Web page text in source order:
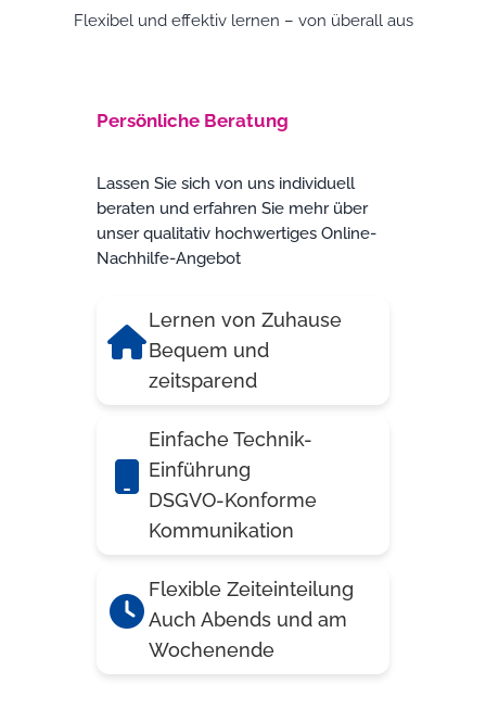
Flexibel und effektiv lernen – von überall aus
Persönliche Beratung
Lassen Sie sich von uns individuell
beraten und erfahren Sie mehr über
unser qualitativ hochwertiges Online-
Nachhilfe-Angebot
Lernen von Zuhause
Bequem und
zeitsparend
Einfache Technik-
Einführung
DSGVO-Konforme
Kommunikation
Flexible Zeiteinteilung
Auch Abends und am
Wochenende